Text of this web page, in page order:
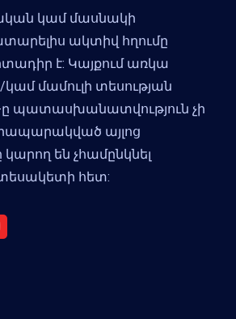
կամ մասնակի
ակտիվ հղումը
է: Կայքում առկա
մամուլի տեսության
ը պատասխանատվություն չի
այլոց
են չհամընկնել
հետ: